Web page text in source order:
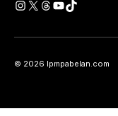
Instagram
X Threads
YouTube
TikTok
© 2026 lpmpabelan.com